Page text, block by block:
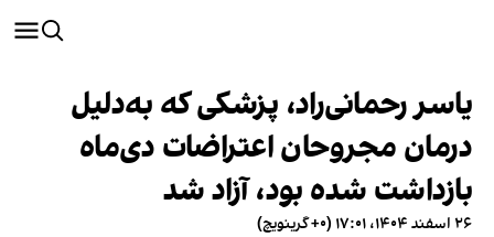
یاسر رحمانی‌راد، پزشکی که به‌دلیل
درمان مجروحان اعتراضات دی‌ماه
بازداشت شده بود، آزاد شد
۲۶ اسفند ۱۴۰۴، ۱۷:۰۱ (‎+۰ گرینویچ)